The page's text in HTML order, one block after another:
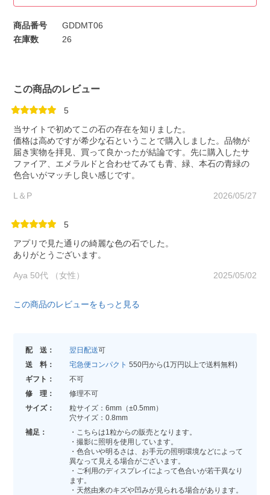
商品番号
GDDMT06
在庫数
26
この商品のレビュー
5
当サイトで初めてこの石の存在を知りました。
価格は高めですが希少な石ということで購入しました。品物が
届き実物を拝見、買って良かったが結論です。先に購入したサ
ファイア、エメラルドと合わせてみても青、緑、本石の青緑の
色合いがマッチし良い感じです。
L＆P 2026/05/27
5
アプリで見た通りの綺麗な色の石でした。
ありがとうございます。
Aya 50代 （女性） 2025/05/02
この商品のレビューをもっと見る
配 送： 翌日配送可
送 料：
宅急便コンパクト 550円から(1万円以上で送料無料)
ギフト：
不可
修 理：
修理不可
サイズ：
粒サイズ：6mm（±0.5mm）
穴サイズ：0.8mm
補足：
・こちらは1粒からの販売となります。
・撮影に照明を使用しています。
・色合いや明るさは、お手元の照明環境などによって
異なって見える場合がございます。
・ご利用のディスプレイによって色合いが若干異なり
ます。
・天然由来のキズや凹みが見られる場合があります。